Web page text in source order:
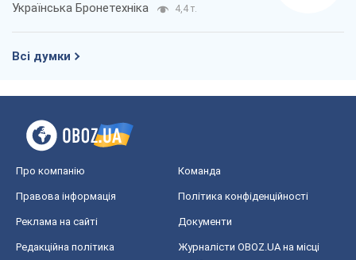
Українська Бронетехніка 4,4 т.
Всі думки
Про компанію Команда
Правова інформація Політика конфіденційності
Реклама на сайті Документи
Редакційна політика
Журналісти OBOZ.UA на місці